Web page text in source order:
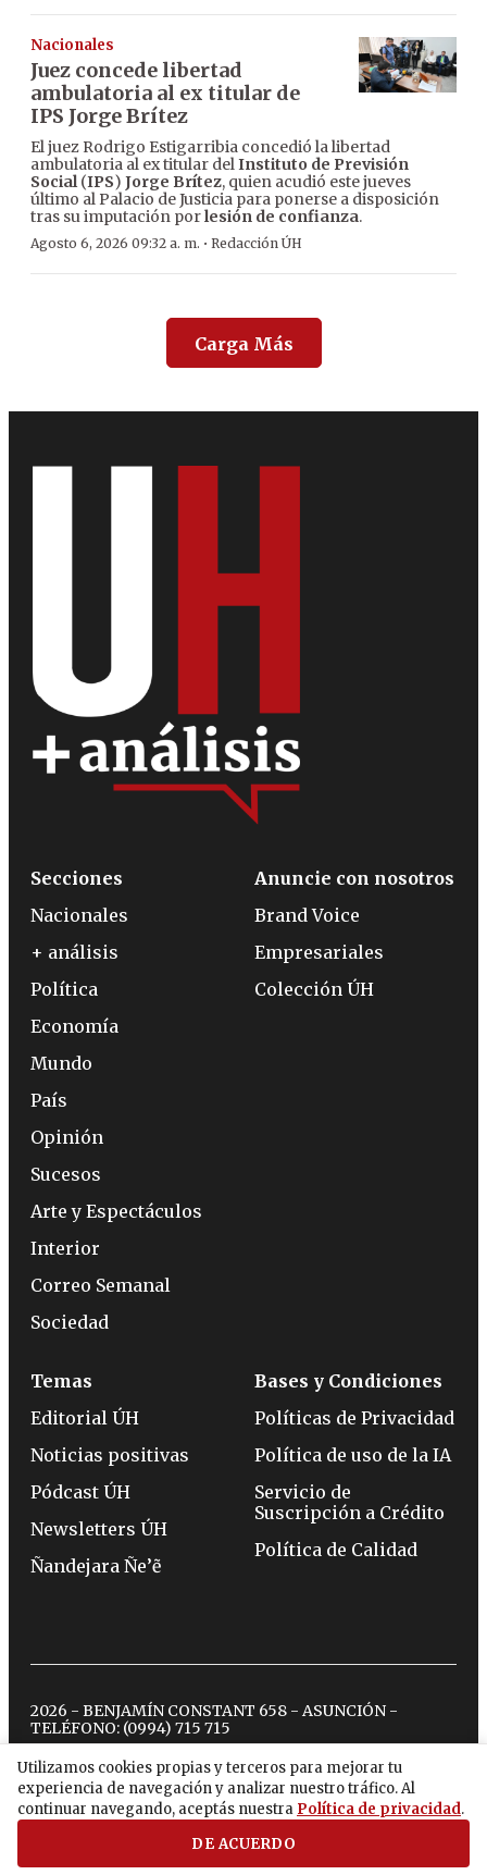
Nacionales
Juez concede libertad
ambulatoria al ex titular de
IPS Jorge Brítez
El juez Rodrigo Estigarribia concedió la libertad
ambulatoria al ex titular delInstituto de Previsión
Social(IPS) Jorge Brítez, quien acudió este jueves
último al Palacio de Justicia para ponerse a disposición
tras su imputación porlesión de confianza.
Agosto 6, 2026 09:32 a. m. · Redacción ÚH
Carga Más
Utilizamos cookies propias y terceros para mejorar tu
experiencia de navegación y analizar nuestro tráfico. Al
continuar navegando, aceptás nuestra Política de privacidad.
DE ACUERDO
Secciones
Nacionales
+ análisis
Política
Economía
Mundo
País
Opinión
Sucesos
Arte y Espectáculos
Interior
Correo Semanal
Sociedad
Anuncie con nosotros
Brand Voice
Empresariales
Colección ÚH
Temas
Editorial ÚH
Noticias positivas
Pódcast ÚH
Newsletters ÚH
Ñandejara Ñe’ẽ
Bases y Condiciones
Políticas de Privacidad
Política de uso de la IA
Servicio de
Suscripción a Crédito
Política de Calidad
2026 - BENJAMÍN CONSTANT 658 - ASUNCIÓN -
TELÉFONO: (0994) 715 715
twitterinstagram
facebook
tiktokyoutubespotify